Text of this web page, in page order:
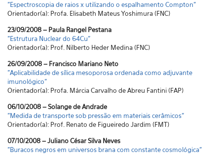
"Espectroscopia de raios x utilizando o espalhamento Compton"
Orientador(a): Profa. Elisabeth Mateus Yoshimura (FNC)
23/09/2008 – Paula Rangel Pestana
"Estrutura Nuclear do 64Cu"
Orientador(a): Prof. Nilberto Heder Medina (FNC)
26/09/2008 – Francisco Mariano Neto
"Aplicabilidade de sílica mesoporosa ordenada como adjuvante
imunológico"
Orientador(a): Profa. Márcia Carvalho de Abreu Fantini (FAP)
06/10/2008 – Solange de Andrade
"Medida de transporte sob pressão em materiais cerâmicos"
Orientador(a): Prof. Renato de Figueiredo Jardim (FMT)
07/10/2008 – Juliano César Silva Neves
"Buracos negros em universos brana com constante cosmológica"